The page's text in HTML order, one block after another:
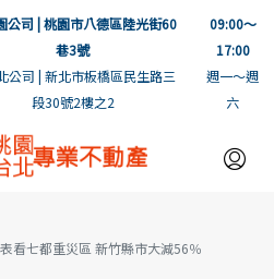
公司 | 桃園市八德區陸光街60
巷3號
公司 | 新北市板橋區民生路三
段30號2樓之2
09:00～
17:00
週一～週
六
看七都重災區 新竹縣市大減56％